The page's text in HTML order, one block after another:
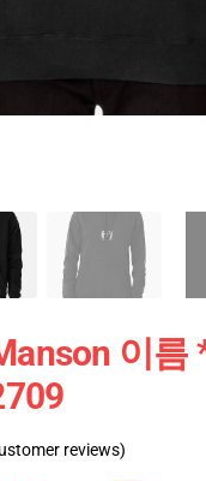
이름
reviews)